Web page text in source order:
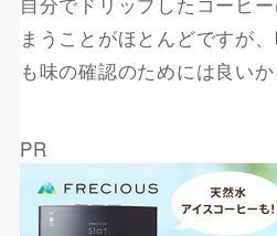
まうことがほとんどですが
も味の確認のためには良いか
PR